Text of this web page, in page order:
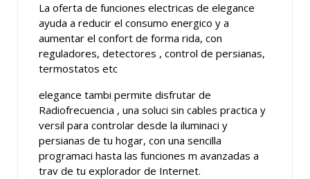
La oferta de funciones electricas de elegance
ayuda a reducir el consumo energico y a
aumentar el confort de forma rida, con
reguladores, detectores , control de persianas,
termostatos etc
elegance tambi permite disfrutar de
Radiofrecuencia , una soluci sin cables practica y
versil para controlar desde la iluminaci y
persianas de tu hogar, con una sencilla
programaci hasta las funciones m avanzadas a
trav de tu explorador de Internet.